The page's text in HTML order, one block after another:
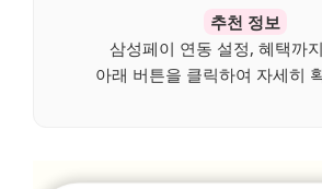
추천 정보
삼성페이 연동 설정, 혜택까
아래 버튼을 클릭하여 자세히